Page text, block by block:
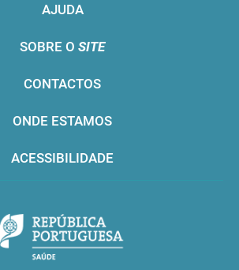
AJUDA
SOBRE O SITE
CONTACTOS
ONDE ESTAMOS
ACESSIBILIDADE